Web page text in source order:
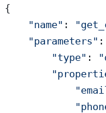
{
    "name"
:
    "parameters"
        "type"
: